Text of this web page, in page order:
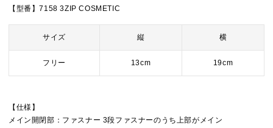
【型番】7158 3ZIP COSMETIC
サイズ 縦 横
フリー 13cm 19cm
【仕様】
メイン開閉部：ファスナー 3段ファスナーのうち上部がメイン